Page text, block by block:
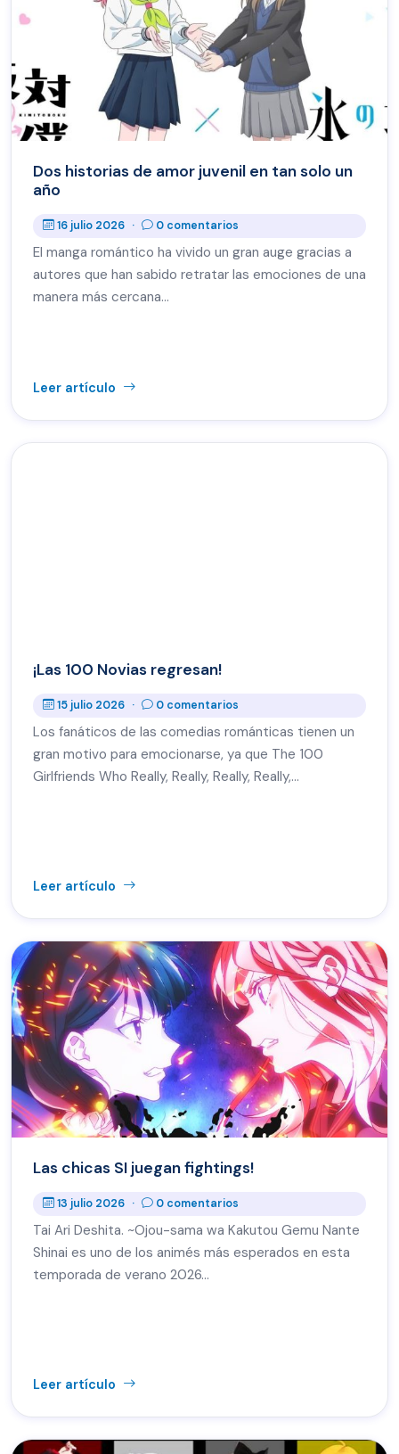
Dos historias de amor juvenil en tan solo un
año
16 julio 2026 · 0 comentarios
El manga romántico ha vivido un gran auge gracias a
autores que han sabido retratar las emociones de una
manera más cercana…
Leer artículo
¡Las 100 Novias regresan!
15 julio 2026 · 0 comentarios
Los fanáticos de las comedias románticas tienen un
gran motivo para emocionarse, ya que The 100
Girlfriends Who Really, Really, Really, Really,…
Leer artículo
Las chicas SI juegan fightings!
13 julio 2026 · 0 comentarios
Tai Ari Deshita. ~Ojou-sama wa Kakutou Gemu Nante
Shinai es uno de los animés más esperados en esta
temporada de verano 2026…
Leer artículo